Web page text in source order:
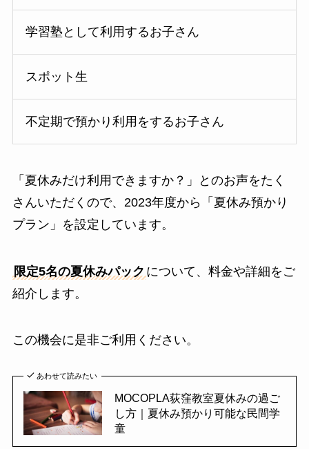
学習塾として利用するお子さん
スポット生
不定期で預かり利用をするお子さん
「夏休みだけ利用できますか？」とのお声をたく
さんいただくので、2023年度から「夏休み預かり
プラン」を設定しています。
限定5名の夏休みパック について、料金や詳細をご
紹介します。
この機会に是非ご利用ください。
あわせて読みたい
MOCOPLA荻窪教室夏休みの過ご
し方｜夏休み預かり可能な民間学
童